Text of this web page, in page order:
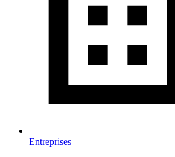
Entreprises